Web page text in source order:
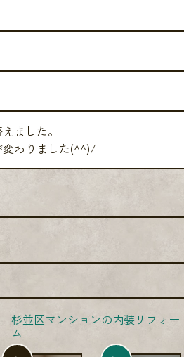
ました。
変わりました(^^)/
杉並区マンションの内装リフォー
ム